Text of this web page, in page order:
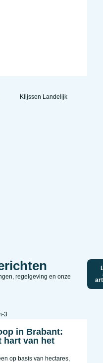
regelgeving en onze
in Brabant:
hart van het
op basis van hectares,